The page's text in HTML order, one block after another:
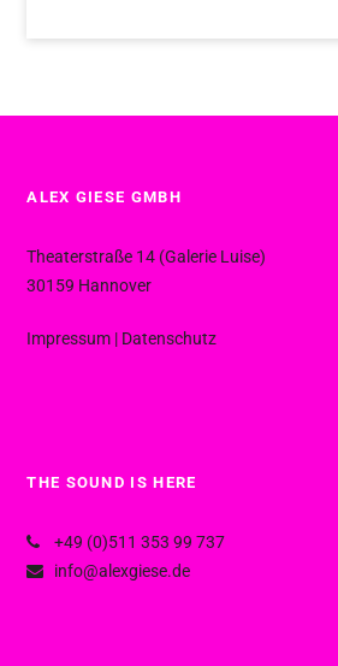
ALEX GIESE GMBH
Theaterstraße 14 (Galerie Luise)
30159 Hannover
Impressum | Datenschutz
THE SOUND IS HERE
+49 (0)511 353 99 737
info@alexgiese.de